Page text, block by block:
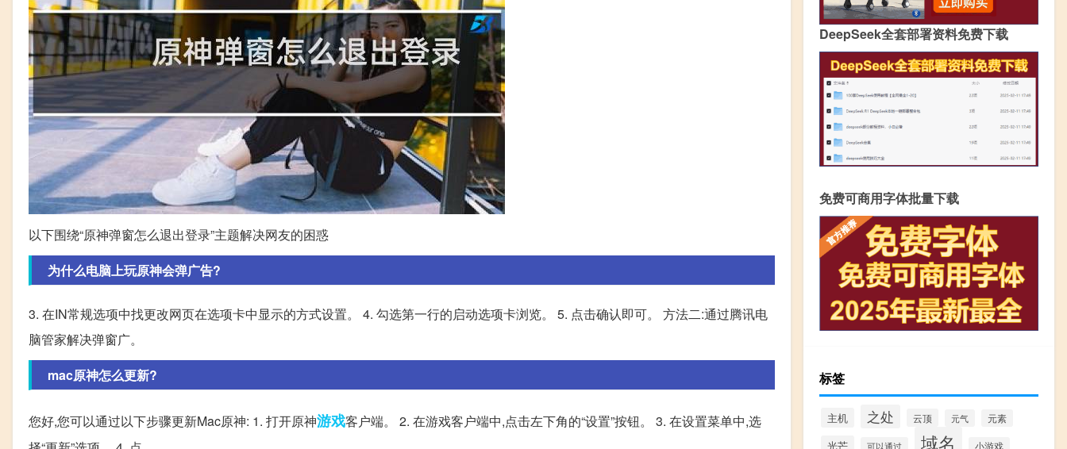
以下围绕“原神弹窗怎么退出登录”主题解决网友的困惑
为什么电脑上玩原神会弹广告?
3. 在IN常规选项中找更改网页在选项卡中显示的方式设置。 4. 勾选第一行的启动选项卡浏览。 5. 点击确认即可。 方法二:通过腾讯电
脑管家解决弹窗广。
mac原神怎么更新?
您好,您可以通过以下步骤更新Mac原神: 1. 打开原神游戏客户端。 2. 在游戏客户端中,点击左下角的“设置”按钮。 3. 在设置菜单中,选
DeepSeek全套部署资料免费下载
免费可商用字体批量下载
标签
主机 之处 云顶 元气 元素
光芒 可以通过 域名 小游戏